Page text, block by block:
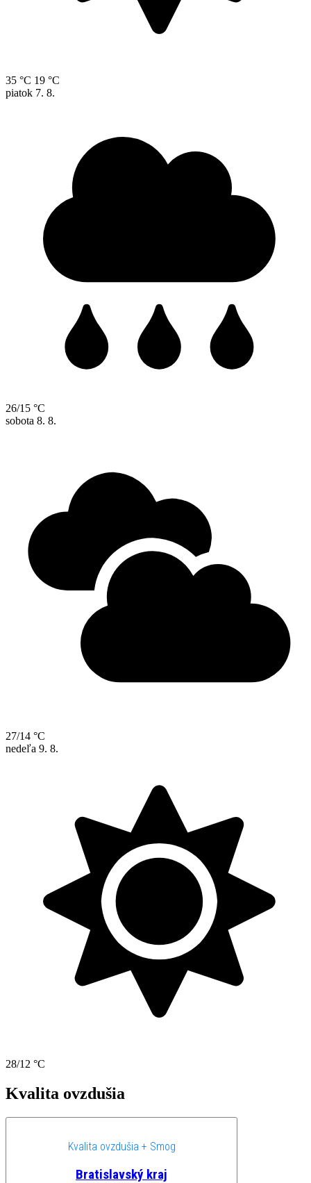
35 °C 19 °C
piatok 7. 8.
26/15 °C
sobota 8. 8.
27/14 °C
nedeľa 9. 8.
28/12 °C
Kvalita ovzdušia
Kvalita ovzdušia + Smog
Bratislavský kraj